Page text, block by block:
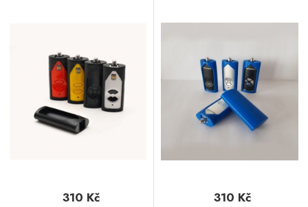
310 Kč 310 Kč